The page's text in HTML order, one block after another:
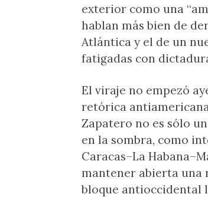
exterior como una
hablan más bien de
Atlántica y el de un
fatigadas con
El viraje no empezó
retórica
Zapatero no es sólo
en la sombra, como
Caracas–La
mantener abierta una
bloque antioccidental